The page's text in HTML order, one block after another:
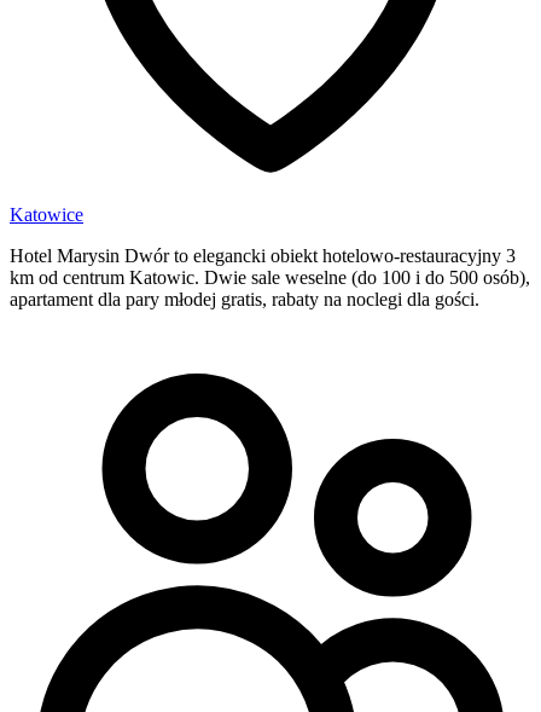
Katowice
Hotel Marysin Dwór to elegancki obiekt hotelowo-restauracyjny 3
km od centrum Katowic. Dwie sale weselne (do 100 i do 500 osób),
apartament dla pary młodej gratis, rabaty na noclegi dla gości.